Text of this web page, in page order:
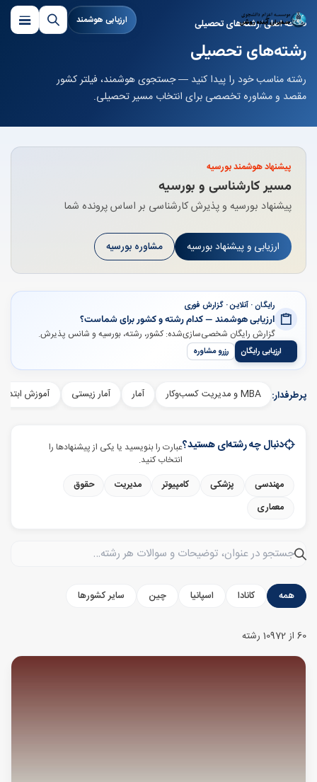
ارزیابی هوشمند صفحه اصلی رشته‌های تحصیلی
رشته‌های تحصیلی
رشته مناسب خود را پیدا کنید — جستجوی هوشمند، فیلتر کشور
مقصد و مشاوره تخصصی برای انتخاب مسیر تحصیلی.
پیشنهاد هوشمند بورسیه
مسیر کارشناسی و بورسیه
پیشنهاد بورسیه و پذیرش کارشناسی بر اساس پرونده شما
ارزیابی و پیشنهاد بورسیه مشاوره بورسیه
رایگان · آنلاین · گزارش فوری
ارزیابی هوشمند — کدام رشته و کشور برای شماست؟
گزارش رایگان شخصی‌سازی‌شده: کشور، رشته، بورسیه و شانس پذیرش.
ارزیابی رایگان رزرو مشاوره
پرطرفدار: MBA و مدیریت کسب‌وکار آمار آمار زیستی آموزش
دنبال چه رشته‌ای هستید؟عبارت را بنویسید یا یکی از پیشنهادها را
انتخاب کنید.
مهندسی پزشکی کامپیوتر مدیریت
حقوق
معماری
جستجو در رشته‌ها
همه کانادا اسپانیا چین سایر کشورها
60 از 10972 رشته